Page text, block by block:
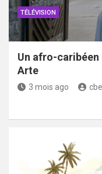
TÉLÉVISION
Un afro-caribéen
Arte
3 mois ago